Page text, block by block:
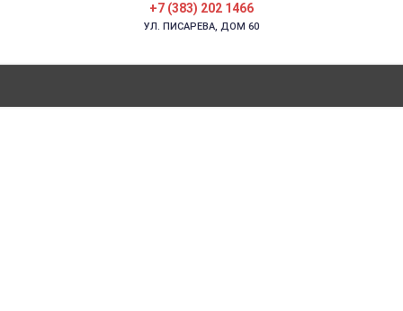
+7 (383) 202 1466
УЛ. ПИСАРЕВА, ДОМ 60